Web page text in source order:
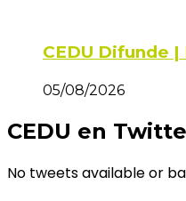
CEDU Difunde
05/08/2026
CEDU en
No tweets available or